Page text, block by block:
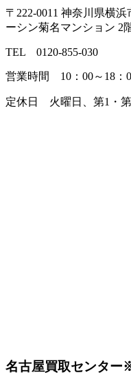
〒222-0011 神奈川県横
ーシン菊名マンション 2
TEL 0120-855-030
営業時間 10：00～18：
定休日 火曜日、第1・第
名古屋買取センター